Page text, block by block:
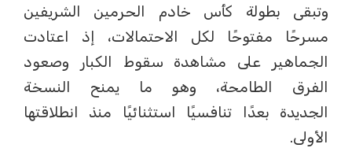
وتبقى بطولة كأس خادم الحرمين الشريفين
مسرحًا مفتوحًا لكل الاحتمالات، إذ اعتادت
الجماهير على مشاهدة سقوط الكبار وصعود
الفرق الطامحة، وهو ما يمنح النسخة
الجديدة بعدًا تنافسيًا استثنائيًا منذ انطلاقتها
الأولى.